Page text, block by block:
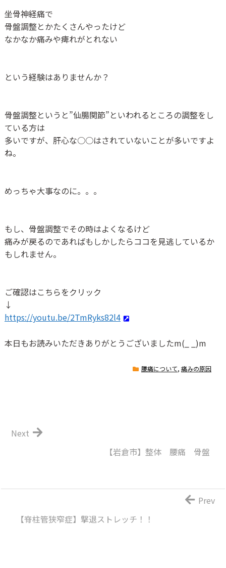
坐骨神経痛で
骨盤調整とかたくさんやったけど
なかなか痛みや痺れがとれない
という経験はありませんか？
骨盤調整というと”仙腸関節”といわれるところの調整をし
ている方は
多いですが、肝心な○○はされていないことが多いですよ
ね。
めっちゃ大事なのに。。。
もし、骨盤調整でその時はよくなるけど
痛みが戻るのであればもしかしたらココを見逃しているか
もしれません。
ご確認はこちらをクリック
↓
https://youtu.be/2TmRyks82l4
本日もお読みいただきありがとうございましたm(_ _)m
腰痛について, 痛みの原因
【岩倉市】整体 腰痛 骨盤
Next
【脊柱管狭窄症】撃退ストレッチ！！
Prev